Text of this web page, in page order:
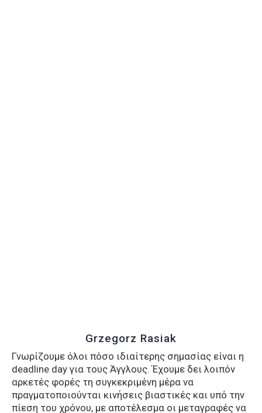
Grzegorz Rasiak
Γνωρίζουμε όλοι πόσο ιδιαίτερης σημασίας είναι η
deadline day για τους Άγγλους. Έχουμε δει λοιπόν
αρκετές φορές τη συγκεκριμένη μέρα να
πραγματοποιούνται κινήσεις βιαστικές και υπό την
πίεση του χρόνου, με αποτέλεσμα οι μεταγραφές να